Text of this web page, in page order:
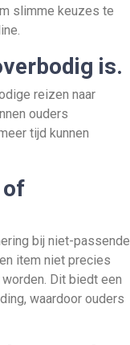
slimme keuzes te
is.
reizen naar
ouders
tijd kunnen
of
bij niet-passende
item niet precies
Dit biedt een
waardoor ouders